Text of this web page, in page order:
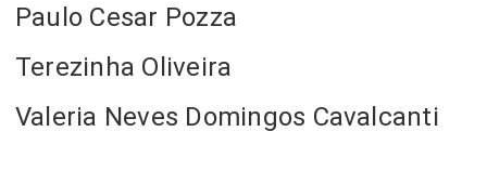
Paulo Cesar Pozza
Terezinha Oliveira
Valeria Neves Domingos Cavalcanti